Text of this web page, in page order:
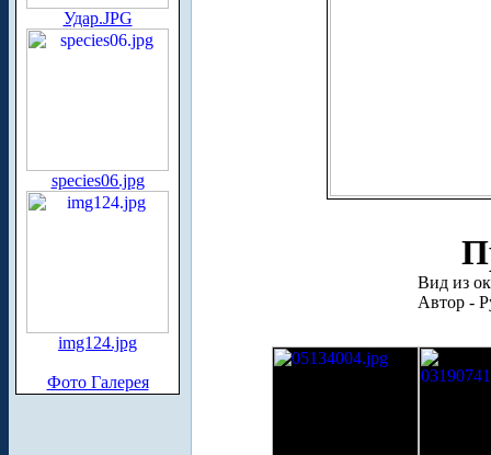
Удар.JPG
species06.jpg
img124.jpg
Фото Галерея
Вид из
Автор -